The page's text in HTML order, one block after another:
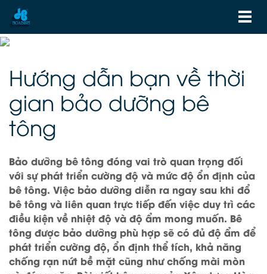
Hướng dẫn bạn về thời
gian bảo dưỡng bê
tông
Bảo dưỡng bê tông đóng vai trò quan trọng đối
với sự phát triển cường độ và mức độ ổn định của
bê tông. Việc bảo dưỡng diễn ra ngay sau khi đổ
bê tông và liên quan trực tiếp đến việc duy trì các
điều kiện về nhiệt độ và độ ẩm mong muốn. Bê
tông được bảo dưỡng phù hợp sẽ có đủ độ ẩm để
phát triển cường độ, ổn định thể tích, khả năng
chống rạn nứt bề mặt cũng như chống mài mòn